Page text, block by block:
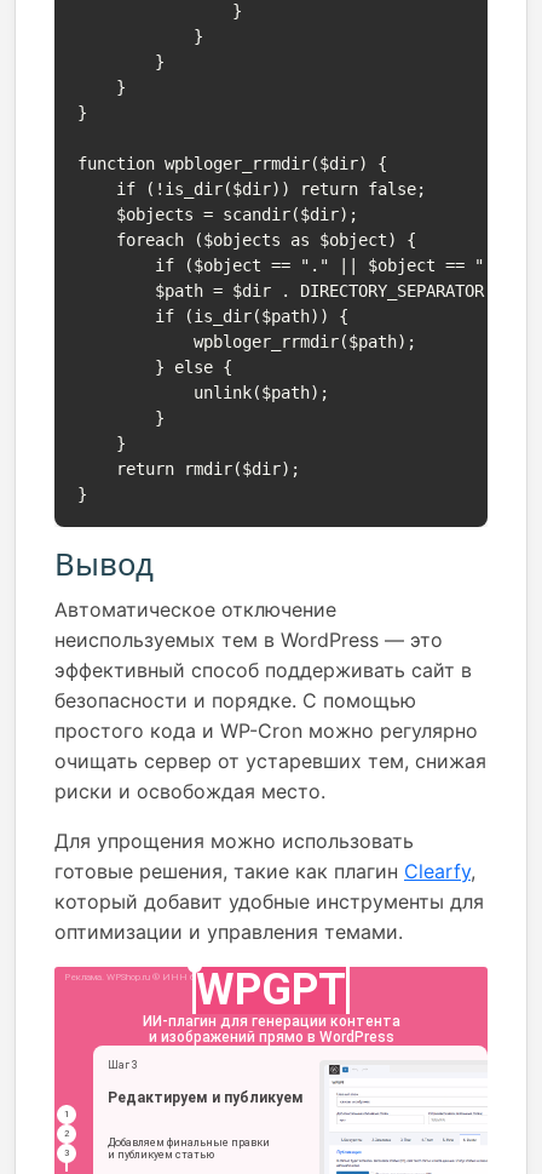
                }
            }
        }
    }
}
function wpbloger_rrmdir($dir) {
    if (!is_dir($dir)) return false;
    $objects = scandir($dir);
    foreach ($objects as $object) {
if ($object == "." || $object == "..")
$path = $dir . DIRECTORY_SEPARATOR .
        if (is_dir($path)) {
            wpbloger_rrmdir($path);
        } else {
            unlink($path);
        }
    }
    return rmdir($dir);
}
Вывод
Автоматическое отключение
неиспользуемых тем в WordPress — это
эффективный способ поддерживать сайт в
безопасности и порядке. С помощью
простого кода и WP-Cron можно регулярно
очищать сервер от устаревших тем, снижая
риски и освобождая место.
Для упрощения можно использовать
готовые решения, такие как плагин Clearfy,
который добавит удобные инструменты для
оптимизации и управления темами.